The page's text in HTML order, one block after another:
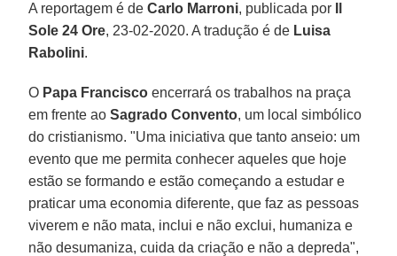
A reportagem é de Carlo Marroni, publicada por
Sole 24 Ore, 23-02-2020. A tradução é de Luisa
Rabolini.
O Papa Francisco encerrará os trabalhos na praça
em frente aoSagrado Convento, um local simbólico
do cristianismo. "Uma iniciativa que tanto anseio: um
evento que me permita conhecer aqueles que hoje
estão se formando e estão começando a estudar e
praticar uma economia diferente, que faz as pessoas
viverem e não mata, inclui e não exclui, humaniza e
não desumaniza, cuida da criação e não a depreda",